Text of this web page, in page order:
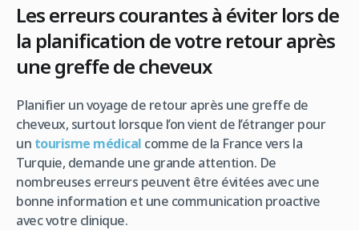
Les erreurs courantes à éviter lors de
la planification de votre retour après
une greffe de cheveux
Planifier un voyage de retour après une greffe de
cheveux, surtout lorsque l’on vient de l’étranger pour
un tourisme médical comme de la France vers la
Turquie, demande une grande attention. De
nombreuses erreurs peuvent être évitées avec une
bonne information et une communication proactive
avec votre clinique.